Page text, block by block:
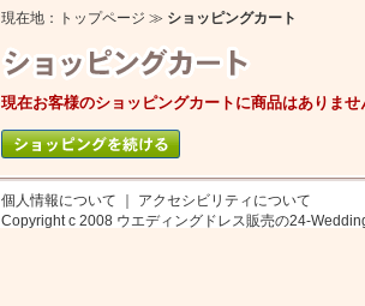
現在お客様のショッピングカートに商品はありませ
現在地： トップページ ≫ ショッピングカート
個人情報について
アクセシビリティについて
Copyright c 2008 ウエディングドレス販売の24-